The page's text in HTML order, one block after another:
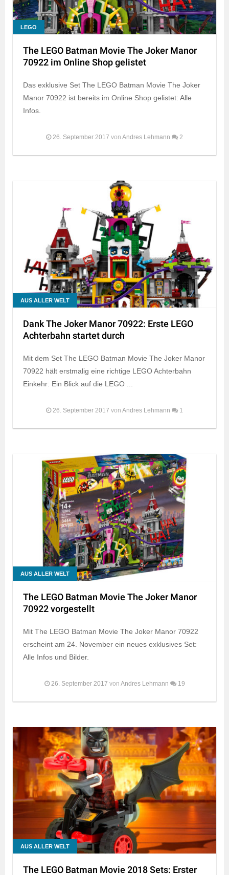
LEGO
The LEGO Batman Movie The Joker Manor
70922 im Online Shop gelistet
Das exklusive Set The LEGO Batman Movie The Joker
Manor 70922 ist bereits im Online Shop gelistet: Alle
Infos.
26. September 2017 von Andres Lehmann 2
AUS ALLER WELT
Dank The Joker Manor 70922: Erste LEGO
Achterbahn startet durch
Mit dem Set The LEGO Batman Movie The Joker Manor
70922 hält erstmalig eine richtige LEGO Achterbahn
Einkehr: Ein Blick auf die LEGO ...
26. September 2017 von Andres Lehmann 1
AUS ALLER WELT
The LEGO Batman Movie The Joker Manor
70922 vorgestellt
Mit The LEGO Batman Movie The Joker Manor 70922
erscheint am 24. November ein neues exklusives Set:
Alle Infos und Bilder.
26. September 2017 von Andres Lehmann 19
AUS ALLER WELT
The LEGO Batman Movie 2018 Sets: Erster